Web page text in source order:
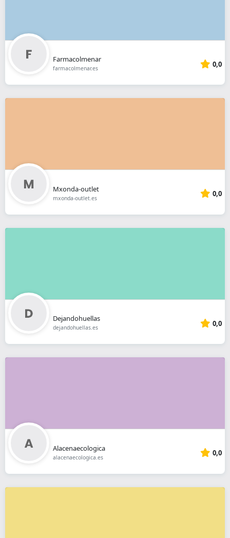
Farmacolmenar
farmacolmenar.es 0,0
Mxonda-outlet
mxonda-outlet.es 0,0
Dejandohuellas
dejandohuellas.es 0,0
Alacenaecologica
alacenaecologica.es 0,0